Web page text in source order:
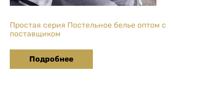
Простая серия Постельное белье оптом с
поставщиком
Подробнее